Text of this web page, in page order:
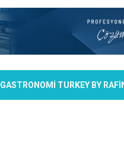
GASTRONOMİ TURKEY BY